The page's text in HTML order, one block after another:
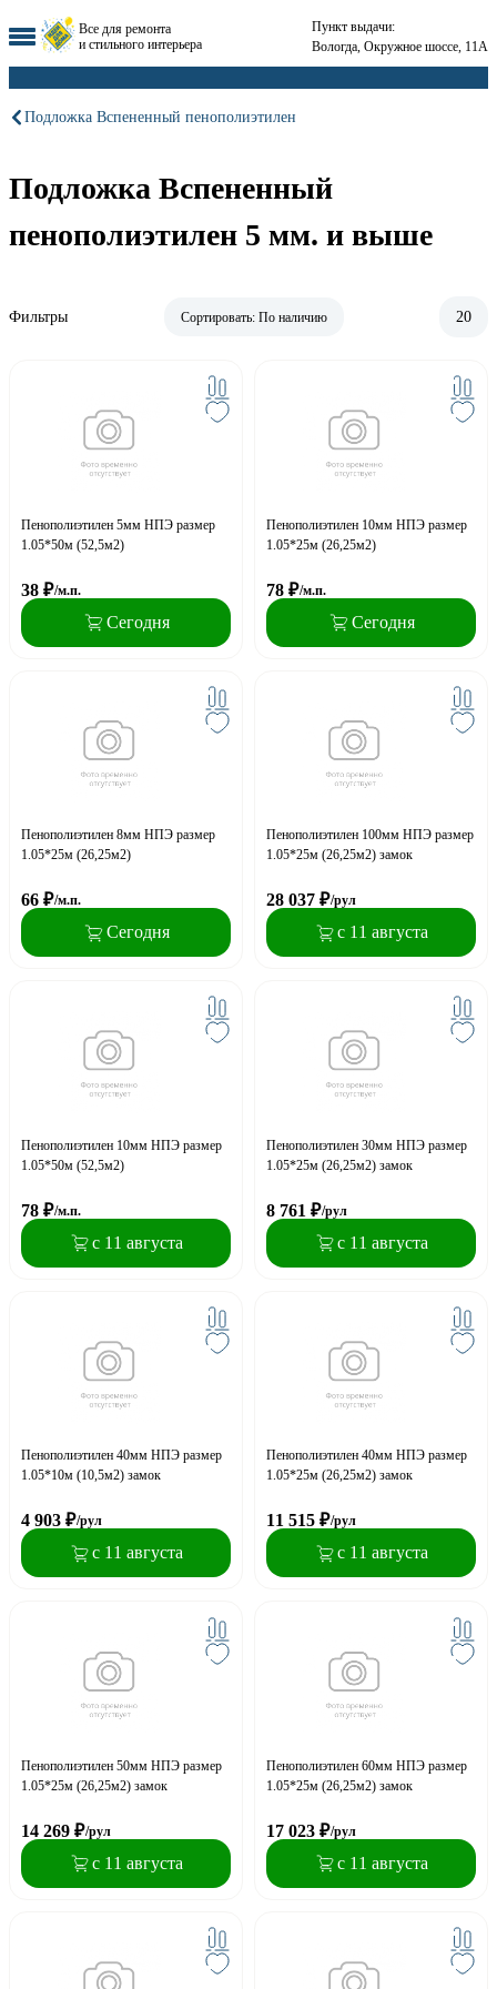
Все для ремонта
и стильного интерьера
Пункт выдачи:
Вологда, Окружное шоссе, 11А
Подложка Вспененный пенополиэтилен
Подложка Вспененный
пенополиэтилен 5 мм. и выше
Фильтры Сортировать: По наличию 20
Пенополиэтилен 5мм НПЭ размер
1.05*50м (52,5м2)
38 ₽/м.п.
Сегодня
Пенополиэтилен 10мм НПЭ размер
1.05*25м (26,25м2)
78 ₽/м.п.
Сегодня
Пенополиэтилен 8мм НПЭ размер
1.05*25м (26,25м2)
66 ₽/м.п.
Сегодня
Пенополиэтилен 100мм НПЭ размер
1.05*25м (26,25м2) замок
28 037 ₽/рул
с 11 августа
Пенополиэтилен 10мм НПЭ размер
1.05*50м (52,5м2)
78 ₽/м.п.
с 11 августа
Пенополиэтилен 30мм НПЭ размер
1.05*25м (26,25м2) замок
8 761 ₽/рул
с 11 августа
Пенополиэтилен 40мм НПЭ размер
1.05*10м (10,5м2) замок
4 903 ₽/рул
с 11 августа
Пенополиэтилен 40мм НПЭ размер
1.05*25м (26,25м2) замок
11 515 ₽/рул
с 11 августа
Пенополиэтилен 50мм НПЭ размер
1.05*25м (26,25м2) замок
14 269 ₽/рул
с 11 августа
Пенополиэтилен 60мм НПЭ размер
1.05*25м (26,25м2) замок
17 023 ₽/рул
с 11 августа